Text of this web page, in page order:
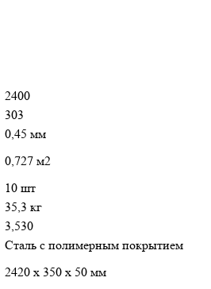
2400
303
0,45 мм
0,727 м2
10 шт
35,3 кг
3,530
Сталь с полимерным покрытием
2420 х 350 х 50 мм